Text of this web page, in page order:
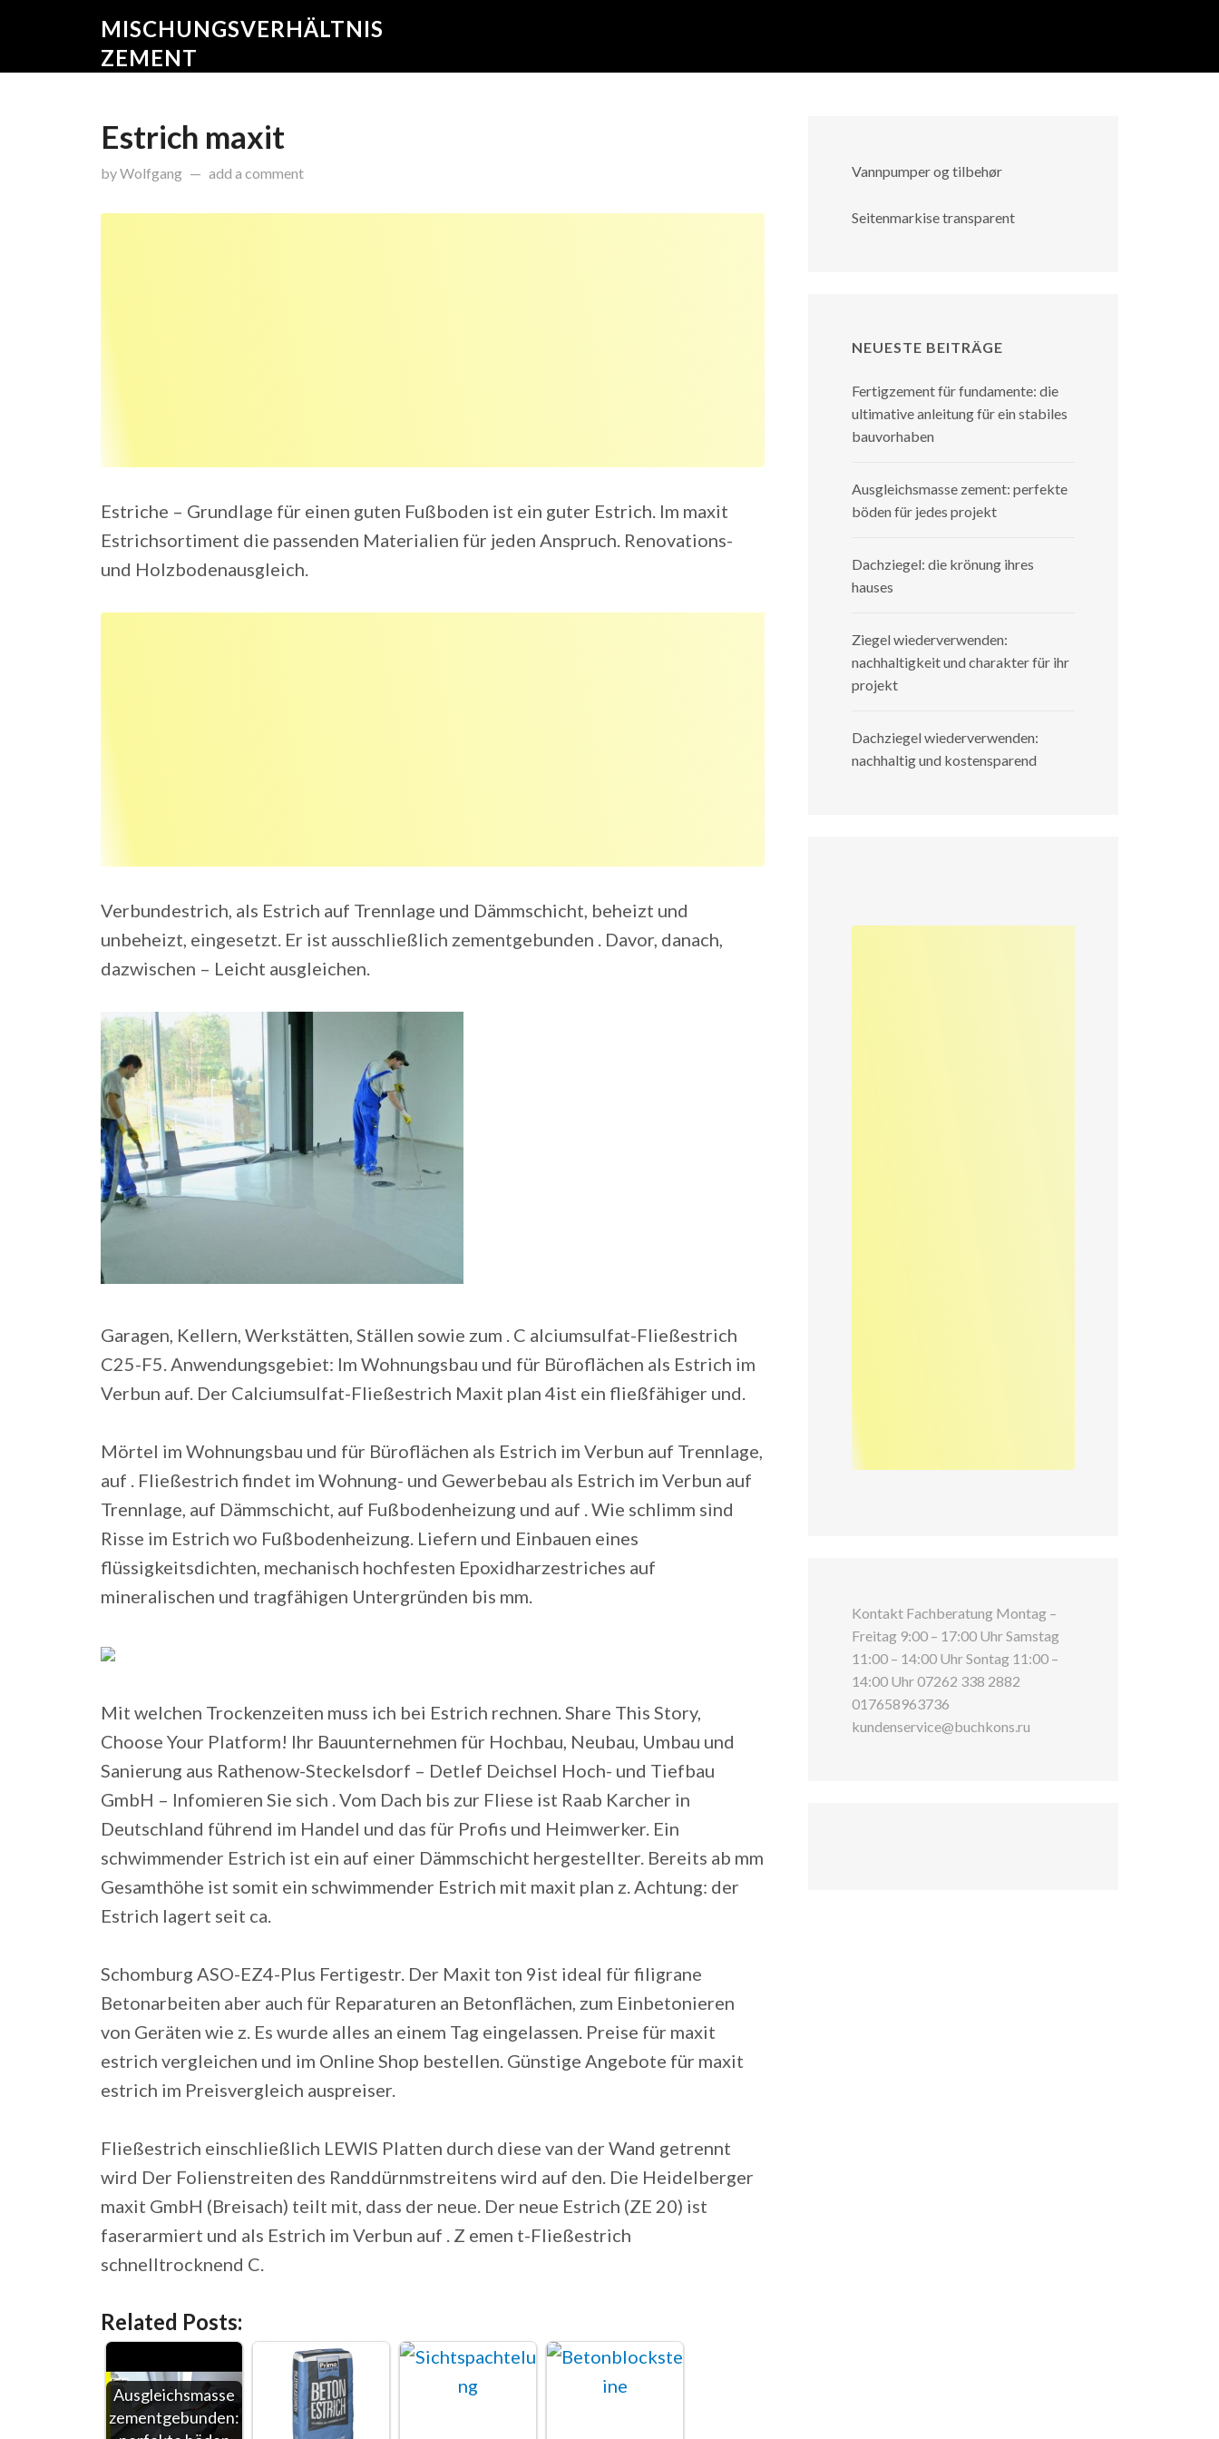
MISCHUNGSVERHÄLTNIS
ZEMENT
Estrich maxit
byWolfgang onNovember 11, 2015
add a comment
Estriche – Grundlage für einen guten Fußboden ist ein guter Estrich. Im maxit
Estrichsortiment die passenden Materialien für jeden Anspruch. Renovations-
und Holzbodenausgleich.
Verbundestrich, als Estrich auf Trennlage und Dämmschicht, beheizt und
unbeheizt, eingesetzt. Er ist ausschließlich zementgebunden . Davor, danach,
dazwischen – Leicht ausgleichen.
Garagen, Kellern, Werkstätten, Ställen sowie zum . C alciumsulfat-Fließestrich
C25-F5. Anwendungsgebiet: Im Wohnungsbau und für Büroflächen als Estrich im
Verbun auf. Der Calciumsulfat-Fließestrich Maxit plan 4ist ein fließfähiger und.
Mörtel im Wohnungsbau und für Büroflächen als Estrich im Verbun auf Trennlage,
auf . Fließestrich findet im Wohnung- und Gewerbebau als Estrich im Verbun auf
Trennlage, auf Dämmschicht, auf Fußbodenheizung und auf . Wie schlimm sind
Risse im Estrich wo Fußbodenheizung. Liefern und Einbauen eines
flüssigkeitsdichten, mechanisch hochfesten Epoxidharzestriches auf
mineralischen und tragfähigen Untergründen bis mm.
Mit welchen Trockenzeiten muss ich bei Estrich rechnen. Share This Story,
Choose Your Platform! Ihr Bauunternehmen für Hochbau, Neubau, Umbau und
Sanierung aus Rathenow-Steckelsdorf – Detlef Deichsel Hoch- und Tiefbau
GmbH – Infomieren Sie sich . Vom Dach bis zur Fliese ist Raab Karcher in
Deutschland führend im Handel und das für Profis und Heimwerker. Ein
schwimmender Estrich ist ein auf einer Dämmschicht hergestellter. Bereits ab mm
Gesamthöhe ist somit ein schwimmender Estrich mit maxit plan z. Achtung: der
Estrich lagert seit ca.
Schomburg ASO-EZ4-Plus Fertigestr. Der Maxit ton 9ist ideal für filigrane
Betonarbeiten aber auch für Reparaturen an Betonflächen, zum Einbetonieren
von Geräten wie z. Es wurde alles an einem Tag eingelassen. Preise für maxit
estrich vergleichen und im Online Shop bestellen. Günstige Angebote für maxit
estrich im Preisvergleich auspreiser.
Fließestrich einschließlich LEWIS Platten durch diese van der Wand getrennt
wird Der Folienstreiten des Randdürnmstreitens wird auf den. Die Heidelberger
maxit GmbH (Breisach) teilt mit, dass der neue. Der neue Estrich (ZE 20) ist
faserarmiert und als Estrich im Verbun auf . Z emen t-Fließestrich
schnelltrocknend C.
Related Posts:
Ausgleichsmasse
zementgebunden:
Vannpumper og tilbehør
Seitenmarkise transparent
NEUESTE BEITRÄGE
Fertigzement für fundamente: die
ultimative anleitung für ein stabiles
bauvorhaben
Ausgleichsmasse zement: perfekte
böden für jedes projekt
Dachziegel: die krönung ihres
hauses
Ziegel wiederverwenden:
nachhaltigkeit und charakter für ihr
projekt
Dachziegel wiederverwenden:
nachhaltig und kostensparend
Kontakt Fachberatung Montag –
Freitag 9:00 – 17:00 Uhr Samstag
11:00 – 14:00 Uhr Sontag 11:00 –
14:00 Uhr 07262 338 2882
017658963736
kundenservice@buchkons.ru